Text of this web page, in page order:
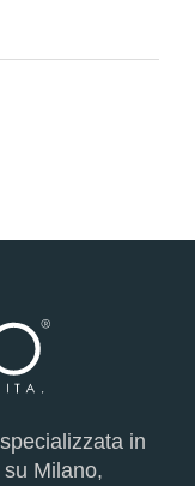
in
Milano,